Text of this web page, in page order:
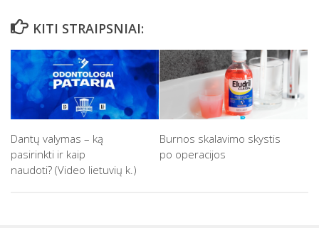
KITI STRAIPSNIAI:
Dantų valymas – ką
pasirinkti ir kaip
naudoti? (Video lietuvių k.)
Burnos skalavimo skystis
po operacijos